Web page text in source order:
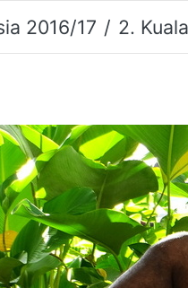
2016/17 2.